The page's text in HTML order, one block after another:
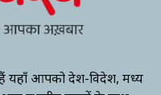
हैं यहाँ आपको देश-विदेश, मध्य